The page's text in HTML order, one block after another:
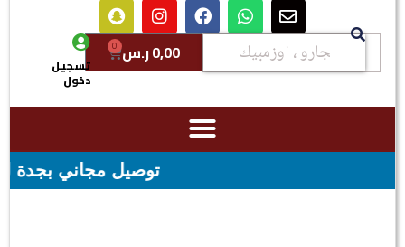
0,00ر.س 0
تسجيل
دخول
توصيل مجاني بجدة للطلبات فوق قيمه ال ١٠٠ ريال -